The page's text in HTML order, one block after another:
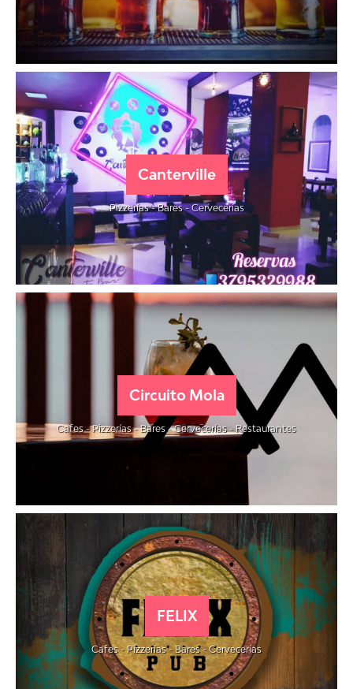
Canterville
Pizzerías - Bares - Cervecerías
Circuito Mola
Cafes - Pizzerías - Bares - Cervecerías - Restaurantes
FELIX
Cafes - Pizzerías - Bares - Cervecerías